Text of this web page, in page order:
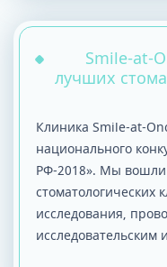
ко мне в рот
строился
Мария
знаете, тут
коронку
лечила Ольга
последний мой
осталось
Smile-at-
лучших
Клиника Smile-at-
национального
РФ-2018». Мы
стоматологических
исследования,
исследовательским